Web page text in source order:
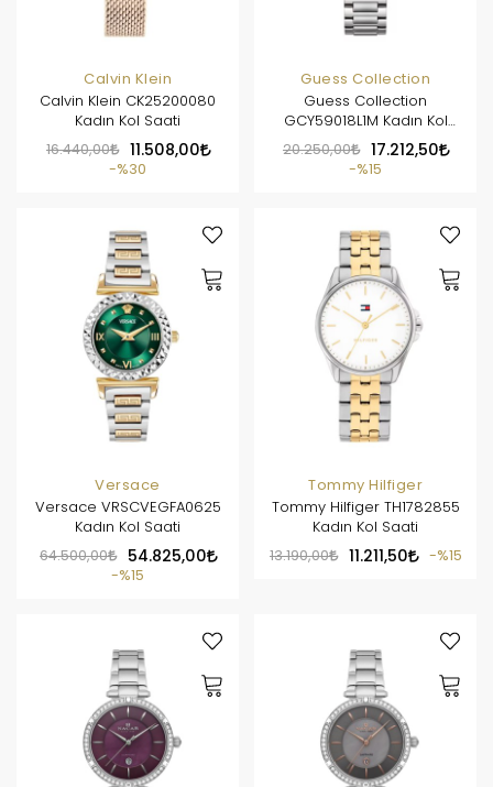
Calvin Klein
Calvin Klein CK25200080
Kadın Kol Saati
16.440,00
11.508,00
%30
Guess Collection
Guess Collection
GCY59018L1M Kadın Kol
Saati
20.250,00 17.212,50
%15
Versace
Versace VRSCVEGFA0625
Kadın Kol Saati
64.500,00
54.825,00
%15
Tommy Hilfiger
Tommy Hilfiger TH1782855
Kadın Kol Saati
13.190,00
11.211,50 %15